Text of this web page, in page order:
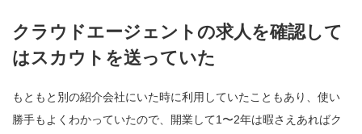
クラウドエージェントの求人を確認して
はスカウトを送っていた
もともと別の紹介会社にいた時に利用していたこともあり、使い
勝手もよくわかっていたので、開業して1〜2年は暇さえあればク